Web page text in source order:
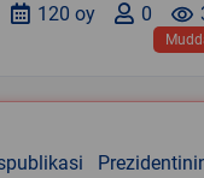
remove_red_eye
0
120 oy